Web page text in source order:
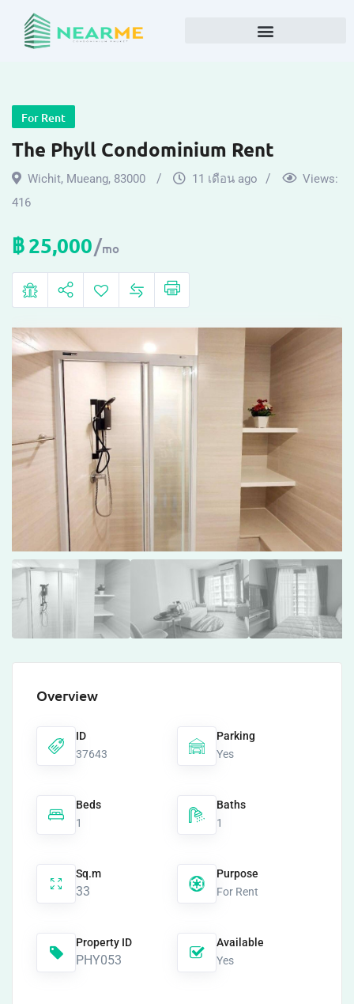
For Rent
The Phyll Condominium Rent
Wichit, Mueang, 83000 11 เดือน ago
Views:
416
฿25,000 mo
Overview
ID
37643
Parking
Yes
Beds
1
Baths
1
Sq.m
33
Purpose
For Rent
Property ID
PHY053
Available
Yes